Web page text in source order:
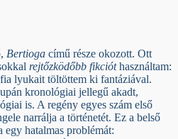
Bertioga című része okozott. Ott
rejtőzködőbb fikcióthasználtam:
lyukait töltöttem ki fantáziával.
kronológiai jellegű akadt,
is. A regény egyes szám első
narrálja a történetét. Ez a belső
egy hatalmas problémát: